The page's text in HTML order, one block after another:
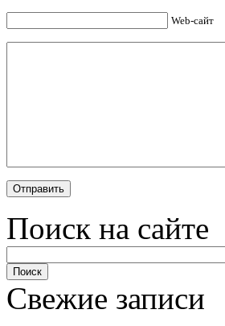
Web-сайт
Поиск на сайте
Свежие записи